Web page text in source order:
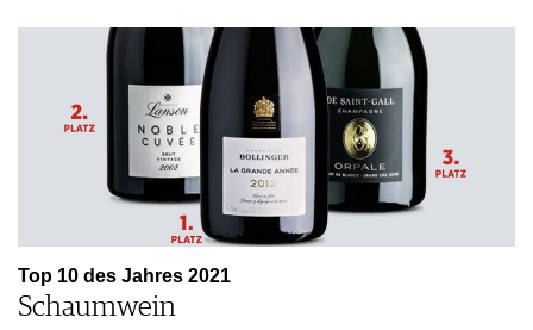
Top 10 des Jahres 2021
Schaumwein